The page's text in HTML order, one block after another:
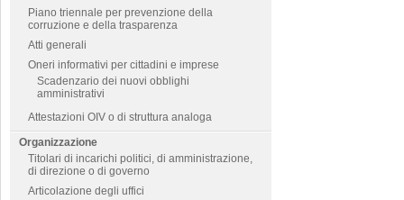
Piano triennale per prevenzione della
corruzione e della trasparenza
Atti generali
Oneri informativi per cittadini e imprese
Scadenzario dei nuovi obblighi
amministrativi
Attestazioni OIV o di struttura analoga
Organizzazione
Titolari di incarichi politici, di amministrazione,
di direzione o di governo
Articolazione degli uffici